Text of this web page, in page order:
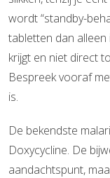
wordt “standby-
tabletten dan alleen
krijgt en niet direct
Bespreek vooraf
is.
De bekendste
Doxycycline. De
aandachtspunt,